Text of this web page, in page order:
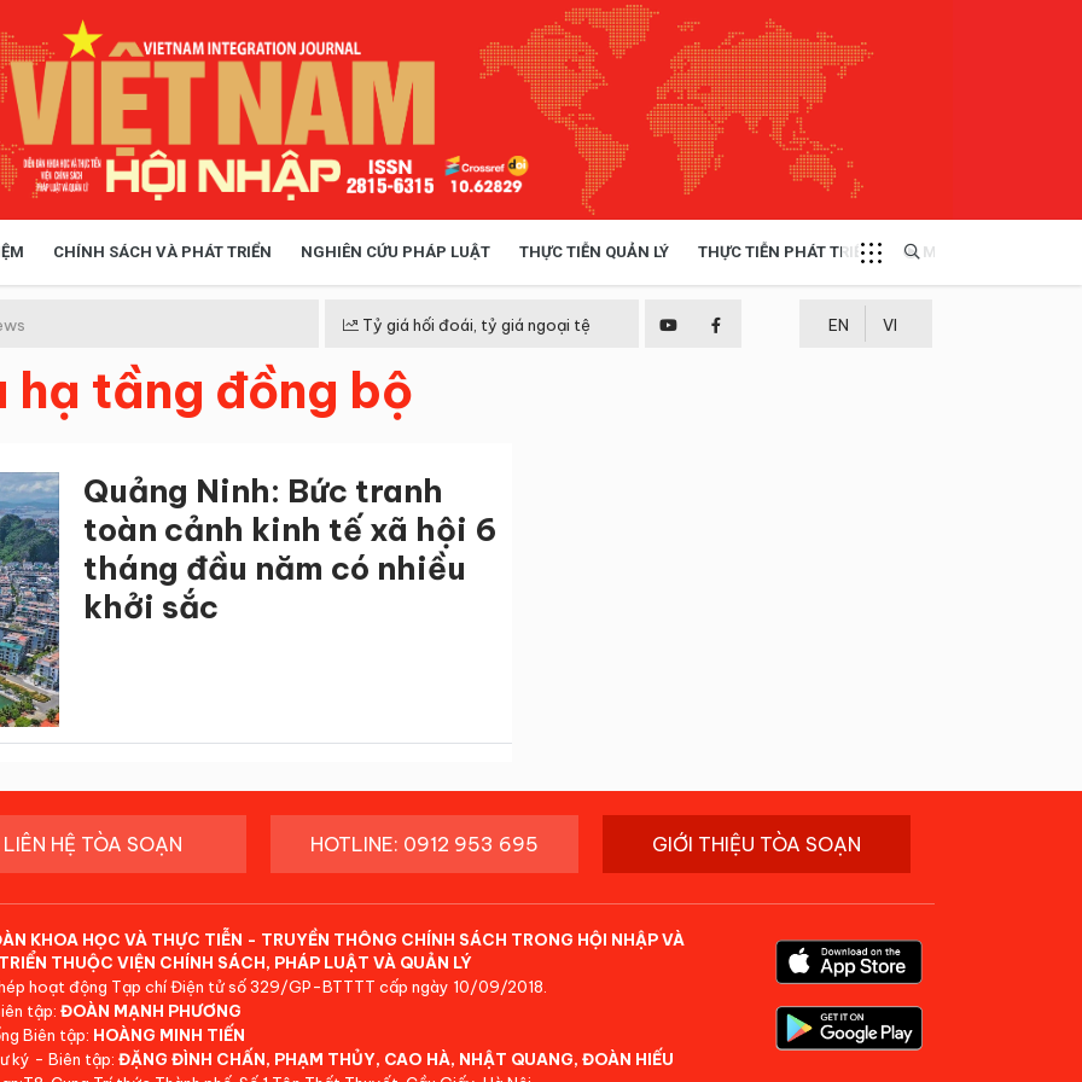
CHÍNH SÁCH VÀ PHÁT TRIỂN NGHIÊN CỨU PHÁP LUẬT THỰC TIỄN QUẢN LÝ THỰC TIỄN PHÁT TRIỂN MULTIMEDIA
Tỷ giá hối đoái, tỷ giá ngoại tệ EN VI
hạ tầng đồng bộ
Quảng Ninh: Bức tranh
toàn cảnh kinh tế xã hội 6
tháng đầu năm có nhiều
khởi sắc
LIÊN HỆ TÒA SOẠN HOTLINE: 0912 953 695 GIỚI THIỆU TÒA SOẠN
KHOA HỌC VÀ THỰC TIỄN - TRUYỀN THÔNG CHÍNH SÁCH TRONG HỘI NHẬP VÀ
THUỘC VIỆN CHÍNH SÁCH, PHÁP LUẬT VÀ QUẢN LÝ
hoạt động Tạp chí Điện tử số 329/GP-BTTTT cấp ngày 10/09/2018.
tập: ĐOÀN MẠNH PHƯƠNG
Biên tập: HOÀNG MINH TIẾN
ký - Biên tập: ĐẶNG ĐÌNH CHẤN, PHẠM THỦY, CAO HÀ, NHẬT QUANG, ĐOÀN HIẾU